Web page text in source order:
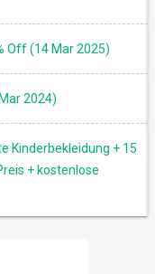
Off (14 Mar 2025)
2024)
Kinderbekleidung + 15
+ kostenlose